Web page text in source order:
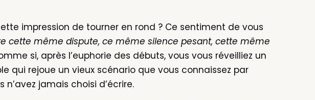
haut/bas
pour
augmenter
ou
impression de tourner en rond ? Ce sentiment de vous
cette même dispute, ce même silence pesant, cette même
si, après l’euphorie des débuts, vous vous réveilliez un
qui rejoue un vieux scénario que vous connaissez par
jamais choisi d’écrire.